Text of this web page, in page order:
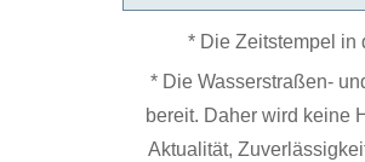
* Die Zeitstempel in
* Die Wasserstraßen-
bereit. Daher wird keine
Aktualität,